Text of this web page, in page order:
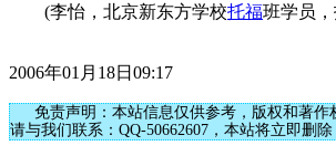
(李怡，北京新东方学校托福班学员
2006年01月18日09:17
免责声明：本站信息仅供参考，版权和著作
请与我们联系：QQ-50662607，本站将立即删除